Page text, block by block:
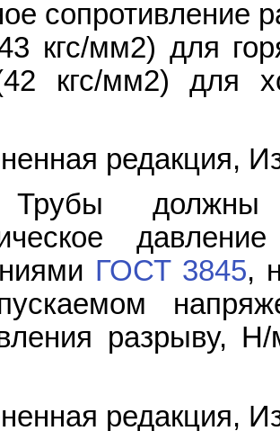
сопротивление
кгс/мм2) для
кгс/мм2) для
редакция,
должны
ГОСТ 3845,
разрыву,
редакция,